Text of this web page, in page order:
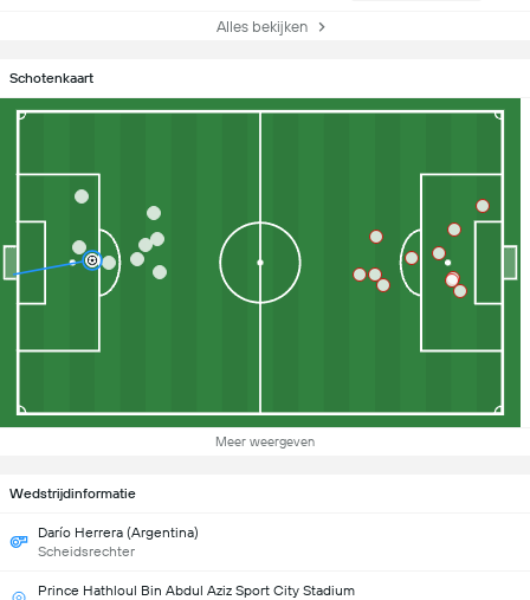
Alles bekijken
Schotenkaart
Meer weergeven
Wedstrijdinformatie
Darío Herrera (Argentina)
Scheidsrechter
Prince Hathloul Bin Abdul Aziz Sport City Stadium